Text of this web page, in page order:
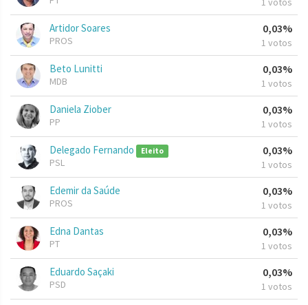
Artidor Soares
PROS
0,03%
1 votos
Beto Lunitti
MDB
0,03%
1 votos
Daniela Ziober
PP
0,03%
1 votos
Delegado Fernando Eleito
PSL
0,03%
1 votos
Edemir da Saúde
PROS
0,03%
1 votos
Edna Dantas
PT
0,03%
1 votos
Eduardo Saçaki
PSD
0,03%
1 votos